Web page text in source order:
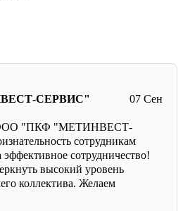
07 Сен
СЕРВИС"
ООО "ПКФ "МЕТИНВЕСТ-
сотрудникам
сотрудничество!
высокий уровень
коллектива. Желаем